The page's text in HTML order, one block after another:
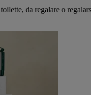
da regalare o